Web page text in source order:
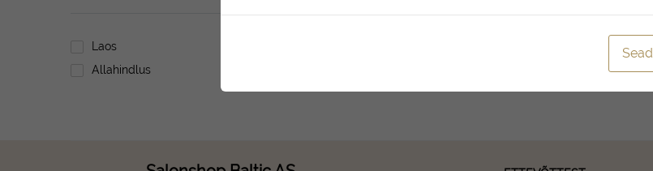
Laos
Allahindlus